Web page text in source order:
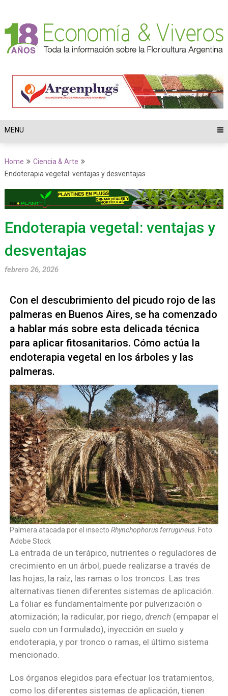
MENU
Home
Ciencia & Arte
Endoterapia vegetal: ventajas y desventajas
Endoterapia vegetal: ventajas y
desventajas
febrero 26, 2026
Con el descubrimiento del picudo rojo de las
palmeras en Buenos Aires, se ha comenzado
a hablar más sobre esta delicada técnica
para aplicar fitosanitarios. Cómo actúa la
endoterapia vegetal en los árboles y las
palmeras.
Palmera atacada por el insecto Rhynchophorus ferrugineus. Foto:
Adobe Stock
La entrada de un terápico, nutrientes o reguladores de
crecimiento en un árbol, puede realizarse a través de
las hojas, la raíz, las ramas o los troncos. Las tres
alternativas tienen diferentes sistemas de aplicación.
La foliar es fundamentalmente por pulverización o
atomización; la radicular, por riego, drench (empapar el
suelo con un formulado), inyección en suelo y
endoterapia, y por tronco o ramas, el último sistema
mencionado.
Los órganos elegidos para efectuar los tratamientos,
como los diferentes sistemas de aplicación, tienen